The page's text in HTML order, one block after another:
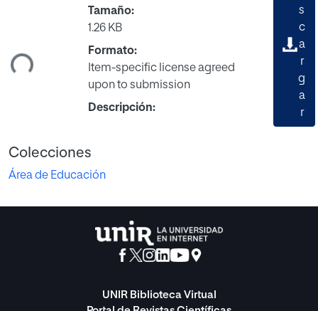
Tamaño:
1.26 KB
Formato:
Item-specific license agreed
upon to submission
Descripción:
s
c
a
r
g
a
r
Colecciones
Área de Educación
UNIR Biblioteca Virtual